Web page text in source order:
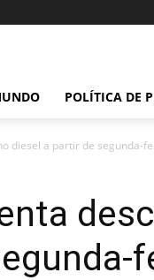
POLÍTICA DE
diesel a partir de segunda-